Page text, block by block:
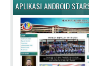
APLIKASI ANDROID